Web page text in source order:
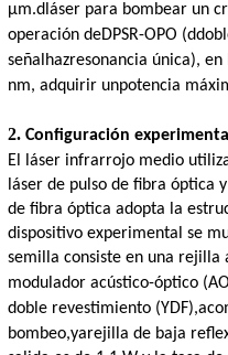
μm.d láser para bombear un
operación deDPSR-OPO (d
señal hazresonancia única),
nm, adquirir unpotencia
2. Configuración experimental
El láser infrarrojo medio
láser de pulso de fibra óptica
de fibra óptica adopta la
dispositivo experimental se
semilla consiste en una rejilla
modulador acústico-óptico
doble revestimiento (YDF),a
bombeo,yarejilla de baja